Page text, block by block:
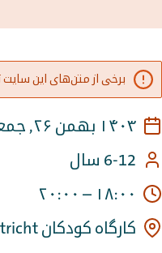
برخی از متن‌های این
۱۴۰۳ بهمن ۲۶, جمعه
6-12 سال
۱۸:۰۰ – ۲۰:۰۰
کارگاه کودکان AZC Maastricht